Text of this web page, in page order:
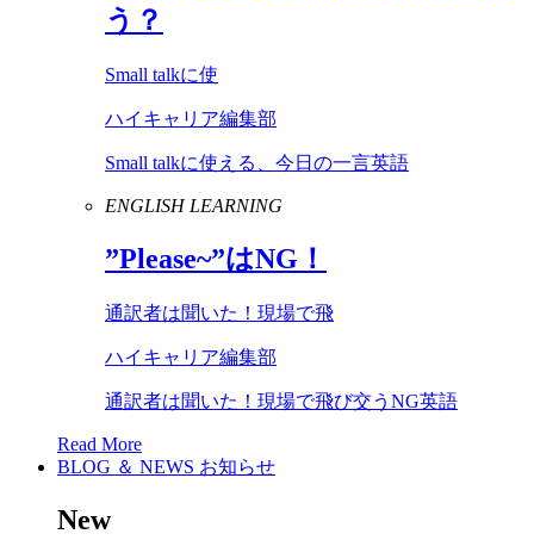
う？
Small talkに使
ハイキャリア編集部
Small talkに使える、今日の一言英語
ENGLISH LEARNING
”Please~”はNG ！
通訳者は聞いた！現場で飛
ハイキャリア編集部
通訳者は聞いた！現場で飛び交うNG英語
Read More
BLOG ＆ NEWS お知らせ
New